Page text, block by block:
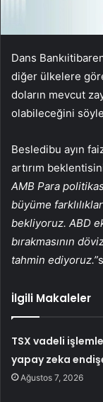
Dans Bankı
diğer ülkelere
doların mevcut
olabileceğini
Besledibu ayın
artırım
AMB Para
büyüme
bekliyoruz. ABD
bırakmasının
tahmin ediyoruz.”
İlgili Makaleler
TSX vadeli
yapay zeka
Ağustos 7, 2026